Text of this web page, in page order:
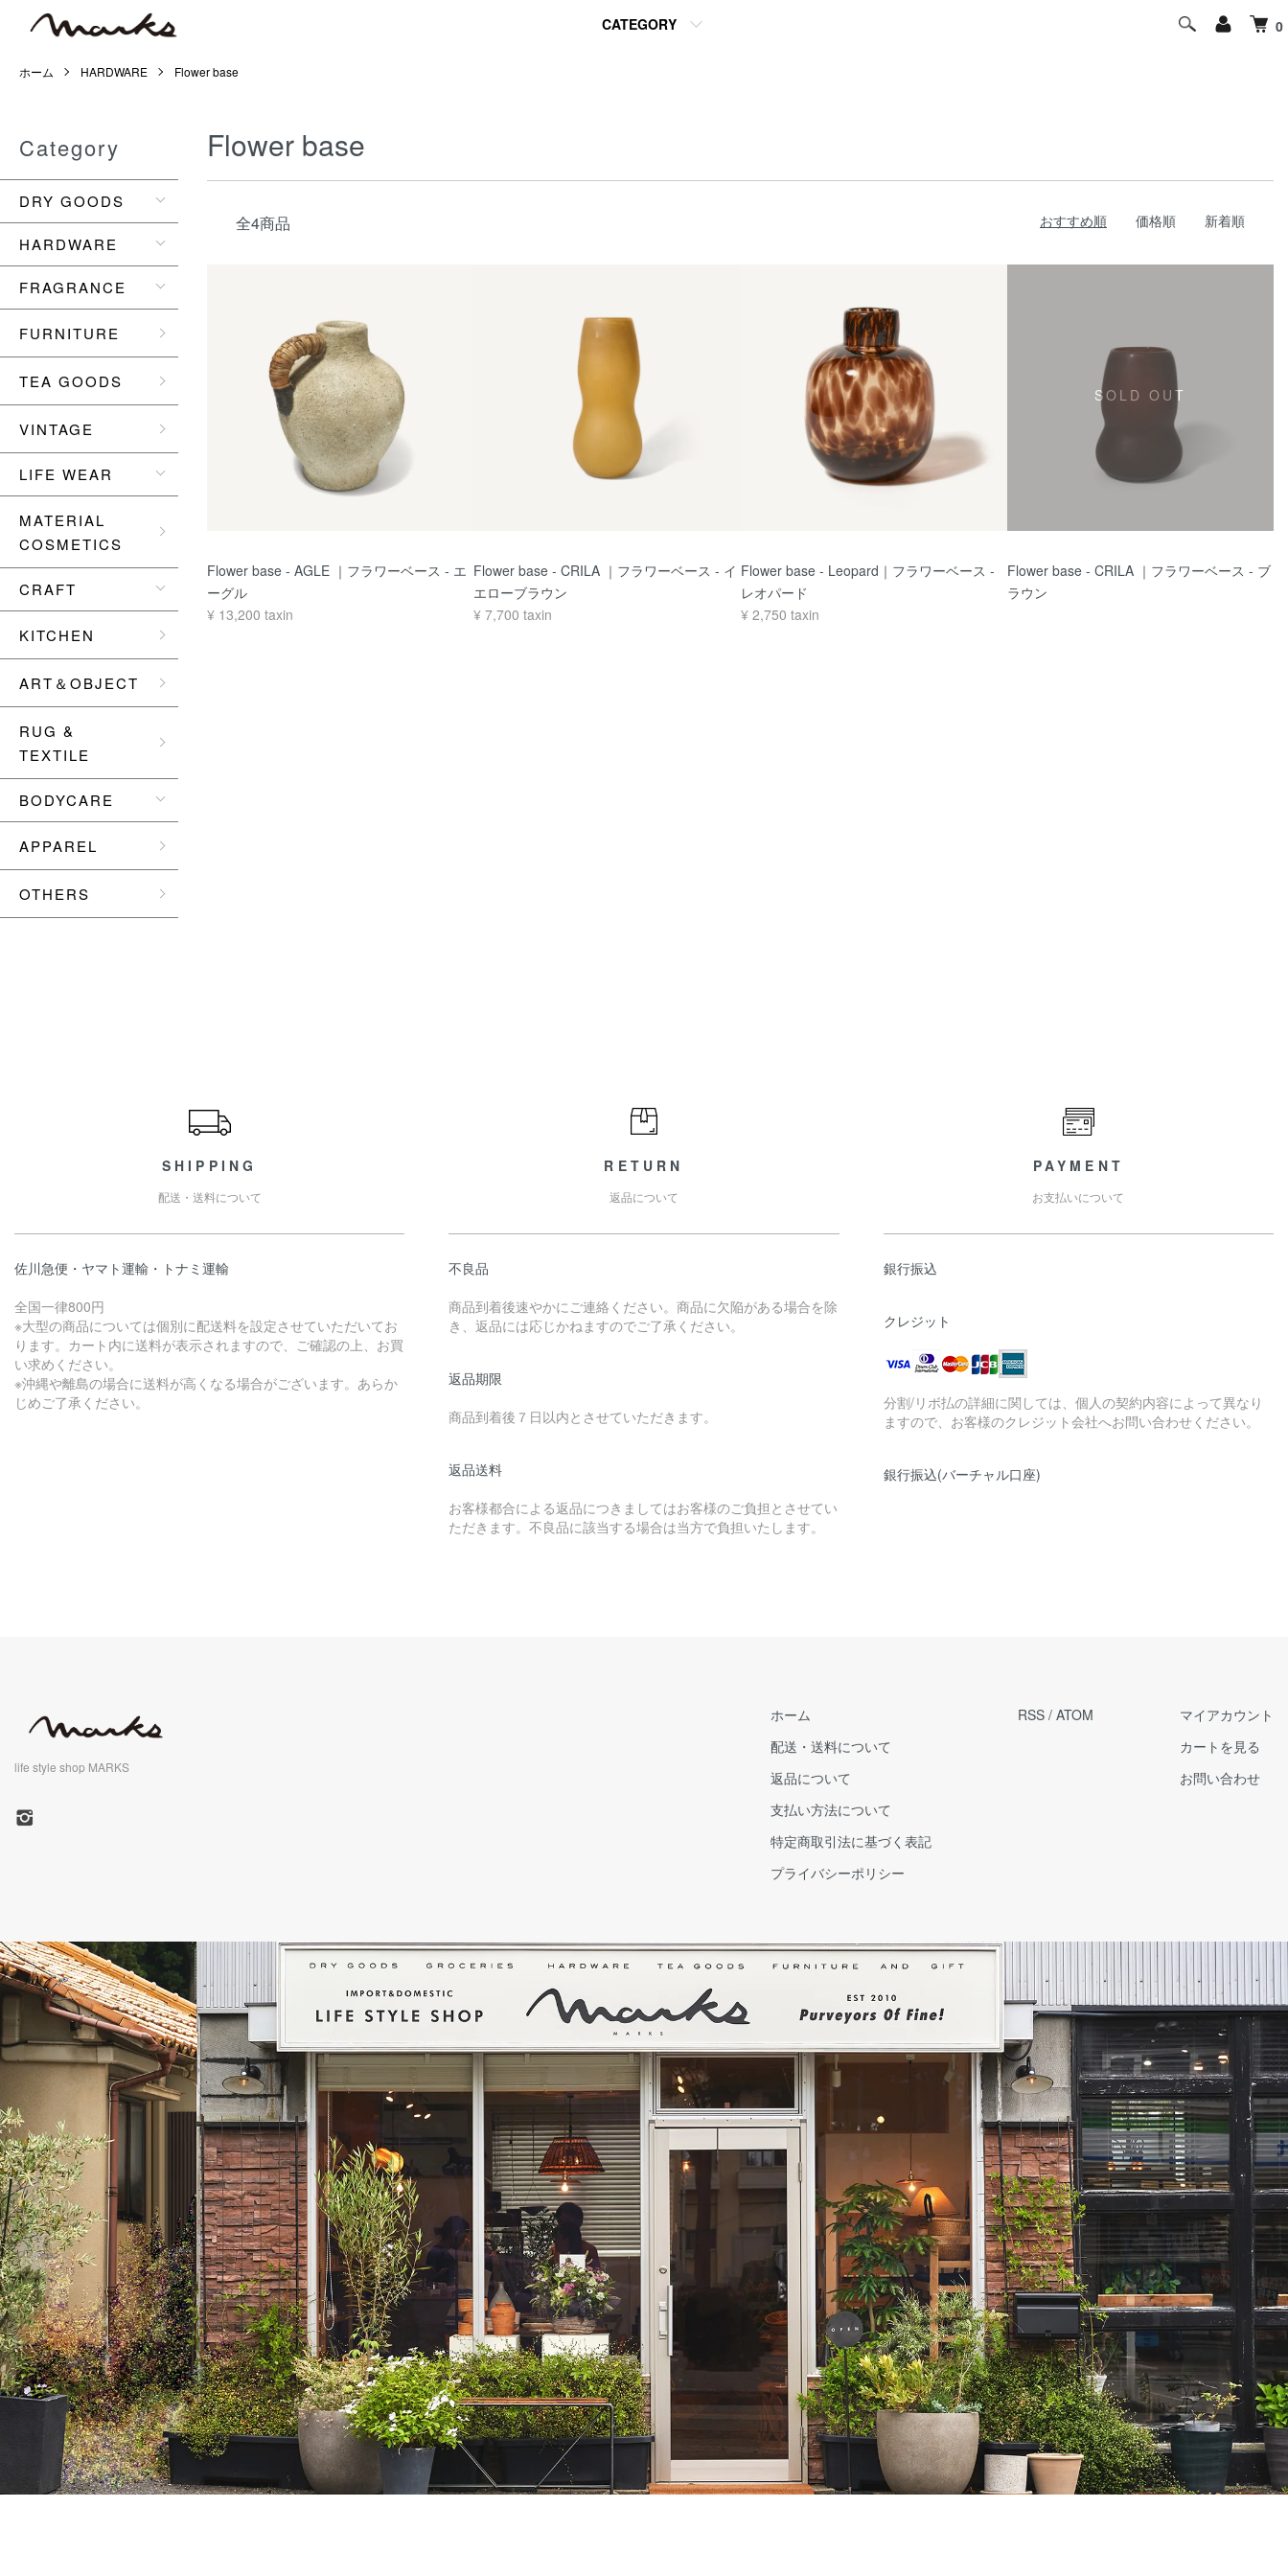
0
CATEGORY
ホーム HARDWARE Flower base
Flower base
全4商品 おすすめ順 価格順 新着順
Flower base - AGLE ｜フラワーベース - エ
ーグル
¥ 13,200 taxin
Flower base - CRILA ｜フラワーベース - イ
エローブラウン
¥7,700 taxin
Flower base - Leopard｜フラワーベース -
レオパード
¥ 2,750 taxin
SOLD OUT
Flower base - CRILA ｜フラワーベース - ブ
ラウン
Category
DRY GOODS
HARDWARE
FRAGRANCE
FURNITURE
TEA GOODS
VINTAGE
LIFE WEAR
MATERIAL
COSMETICS
CRAFT
KITCHEN
ART＆OBJECT
RUG &
TEXTILE
BODYCARE
APPAREL
OTHERS
SHIPPING
配送・送料について
佐川急便・ヤマト運輸・トナミ運輸
全国一律800円
※大型の商品については個別に配送料を設定させていただいてお
ります。カート内に送料が表示されますので、ご確認の上、お買
い求めください。
※沖縄や離島の場合に送料が高くなる場合がございます。あらか
じめご了承ください。
RETURN
返品について
不良品
商品到着後速やかにご連絡ください。商品に欠陥がある場合を除
き、返品には応じかねますのでご了承ください。
返品期限
商品到着後７日以内とさせていただきます。
返品送料
お客様都合による返品につきましてはお客様のご負担とさせてい
ただきます。不良品に該当する場合は当方で負担いたします。
PAYMENT
お支払いについて
銀行振込
クレジット
分割/リボ払の詳細に関しては、個人の契約内容によって異なり
ますので、お客様のクレジット会社へお問い合わせください。
銀行振込(バーチャル口座)
life style shop MARKS
ホーム
配送・送料について
返品について
支払い方法について
特定商取引法に基づく表記
プライバシーポリシー
RSS / ATOM
マイアカウント
カートを見る
お問い合わせ